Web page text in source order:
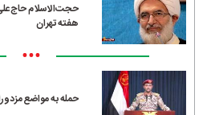
حجت‌الاسلام
هفته تهران
•••
حمله به مواضع